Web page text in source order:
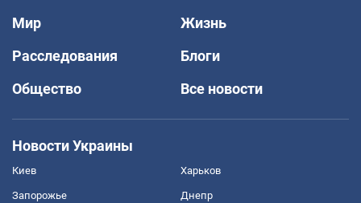
Мир
Жизнь
Расследования
Блоги
Общество
Все новости
Новости Украины
Киев Харьков
Запорожье Днепр